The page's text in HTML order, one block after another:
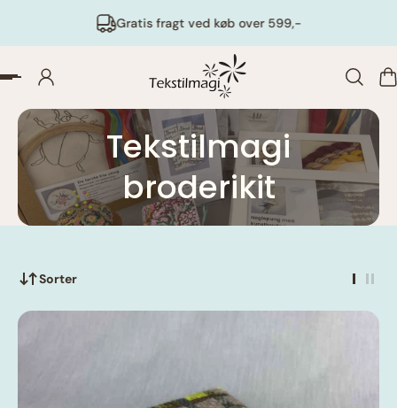
Gratis fragt ved køb over 599,-
Tekstilmagi
broderikit
Sorter